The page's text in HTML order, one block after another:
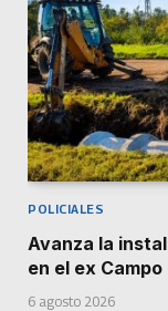
POLICIALES
Avanza la
en el ex Campo
6 agosto 2026